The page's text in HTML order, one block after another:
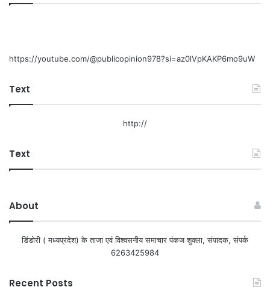
https://youtube.com/@publicopinion978?si=az0lVpKAKP6mo9uW
Text
http://
Text
About
डिंडोरी ( मध्यप्रदेश) के ताजा एवं विश्वसनीय समाचार पंकज शुक्ला, संपादक, संपर्क
6263425984
Recent Posts